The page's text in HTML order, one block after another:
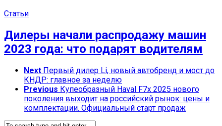
Статьи
Дилеры начали распродажу машин
2023 года: что подарят водителям
Next Первый дилер Li, новый автобренд и мост до
КНДР: главное за неделю
Previous Купеобразный Haval F7x 2025 нового
поколения выходит на российский рынок: цены и
комплектации. Официальный старт продаж